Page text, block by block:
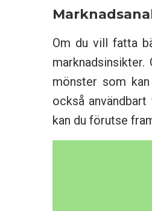
Om du vill fatta
mönster som
också
kan du förutse